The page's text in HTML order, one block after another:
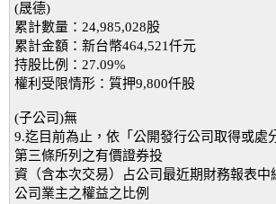
(晟德)
累計數量：24,985,028股
累計金額：新台幣464,521仟元
持股比例：27.09%
權利受限情形：質押9,800仟股
(子公司)無
9.迄目前為止，依「公開發行公司取得或處
第三條所列之有價證券投
資（含本次交易）占公司最近期財務報表中
公司業主之權益之比例